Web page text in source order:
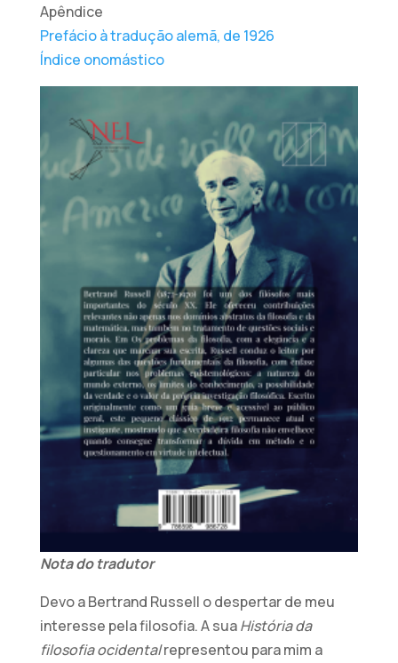
Apêndice
Prefácio à tradução alemã, de 1926
Índice onomástico
Nota do tradutor
Devo a Bertrand Russell o despertar de meu
interesse pela filosofia. A suaHistória da
filosofia ocidentalrepresentou para mim a